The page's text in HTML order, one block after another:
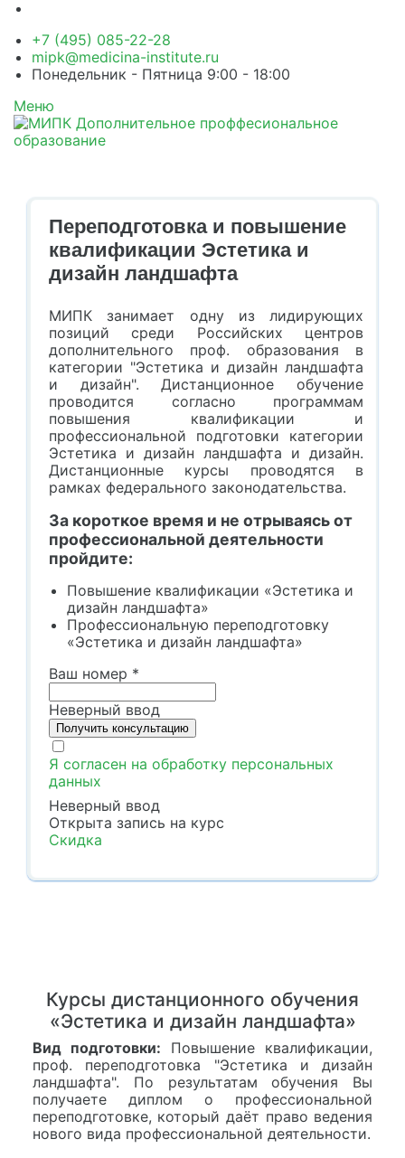
+7 (495) 085-22-28
mipk@medicina-institute.ru
Понедельник - Пятница 9:00 - 18:00
Меню
Переподготовка и повышение
квалификации Эстетика и
дизайн ландшафта
МИПК занимает одну из лидирующих
позиций среди Российских центров
дополнительного проф. образования в
категории "Эстетика и дизайн ландшафта
и дизайн". Дистанционное обучение
проводится согласно программам
повышения квалификации и
профессиональной подготовки категории
Эстетика и дизайн ландшафта и дизайн.
Дистанционные курсы проводятся в
рамках федерального законодательства.
За короткое время и не отрываясь от
профессиональной деятельности
пройдите:
Повышение квалификации «Эстетика и
дизайн ландшафта»
Профессиональную переподготовку
«Эстетика и дизайн ландшафта»
Ваш номер *
Неверный ввод
Я согласен на обработку персональных
данных
Неверный ввод
Открыта запись на курс
Скидка
Курсы дистанционного обучения
«Эстетика и дизайн ландшафта»
Вид подготовки: Повышение квалификации,
проф. переподготовка "Эстетика и дизайн
ландшафта". По результатам обучения Вы
получаете диплом о профессиональной
переподготовке, который даёт право ведения
нового вида профессиональной деятельности.